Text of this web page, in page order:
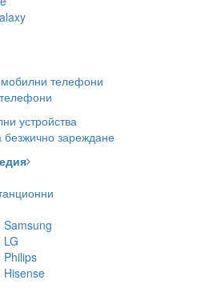
телефони
устройства
безжично зареждане
Samsung
LG
Philips
Hisense